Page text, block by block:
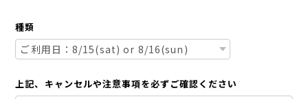
種類
上記、キャンセルや注意事項を必ずご確認ください